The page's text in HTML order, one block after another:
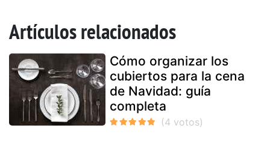
Artículos relacionados
Cómo organizar los
cubiertos para la cena
de Navidad: guía
completa